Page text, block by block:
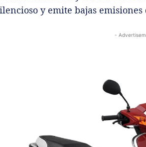
y emite bajas
-